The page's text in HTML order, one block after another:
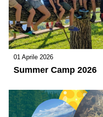
01 Aprile 2026
Summer Camp 2026